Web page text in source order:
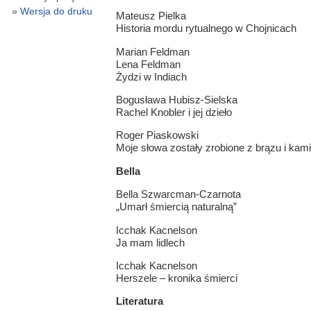
Mateusz Pielka
Historia mordu rytualnego w Chojnicach
Marian Feldman
Lena Feldman
Żydzi w Indiach
Bogusława Hubisz-Sielska
Rachel Knobler i jej dzieło
Roger Piaskowski
Moje słowa zostały zrobione z brązu i
Bella
Bella Szwarcman-Czarnota
„Umarł śmiercią naturalną”
Icchak Kacnelson
Ja mam lidlech
Icchak Kacnelson
Herszele – kronika śmierci
Literatura
Wersja do druku